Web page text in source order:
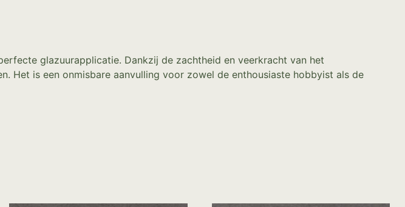
glazuurapplicatie. Dankzij de zachtheid en veerkracht van het
Het is een onmisbare aanvulling voor zowel de enthousiaste hobbyist als de